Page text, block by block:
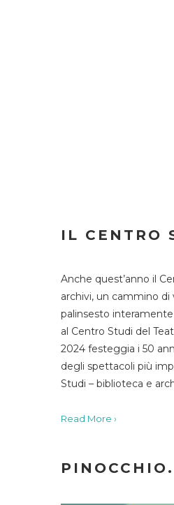
IL CENTRO
Anche quest’anno il
archivi, un cammino
palinsesto interamente
al Centro Studi del
2024 festeggia i 50
degli spettacoli più
Studi – biblioteca e
Read More ›